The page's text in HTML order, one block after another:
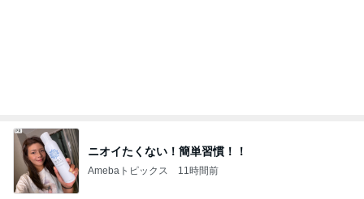
ニオイたくない！簡単習慣！！
Amebaトピックス 11時間前